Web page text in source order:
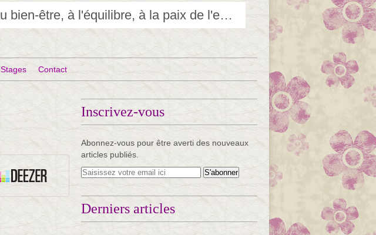
Techniques douces pour accéder et contribuer au bien-être, à l'équilibre, à la paix de l'esprit...
Stages Contact
Inscrivez-vous
Abonnez-vous pour être averti des nouveaux
articles publiés.
Derniers articles